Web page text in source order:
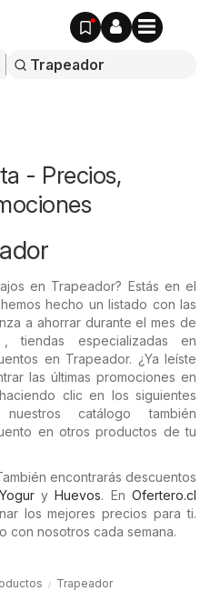
- Precios,
en Trapeador? Estás en el
hemos hecho un listado con las
a ahorrar durante el mes de
tiendas especializadas en
en Trapeador. ¿Ya leíste
las últimas promociones en
clic en los siguientes
catálogo también
en otros productos de tu
encontrarás descuentos
YoguryHuevos. En Ofertero.cl
los mejores precios para ti.
con nosotros cada semana.
Trapeador